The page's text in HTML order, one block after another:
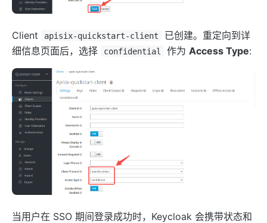
Client apisix-quickstart-client
已创建。重定向到详
细信息页面后，选择
confidential 作为 Access Type:
当用户在 SSO 期间登录成功时，Keycloak 会携带状态和